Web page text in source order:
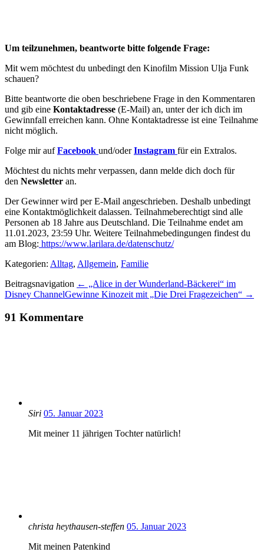
Um teilzunehmen, beantworte bitte folgende Frage:
Mit wem möchtest du unbedingt den Kinofilm Mission Ulja Funk
schauen?
Bitte beantworte die oben beschriebene Frage in den Kommentaren
und gib eine Kontaktadresse (E-Mail) an, unter der ich dich im
Gewinnfall erreichen kann. Ohne Kontaktadresse ist eine Teilnahme
nicht möglich.
Folge mir aufFacebook und/oderInstagram für ein Extralos.
Möchtest du nichts mehr verpassen, dann melde dich doch für
den Newsletter an.
Der Gewinner wird per E-Mail angeschrieben. Deshalb unbedingt
eine Kontaktmöglichkeit dalassen. Teilnahmeberechtigt sind alle
Personen ab 18 Jahre aus Deutschland. Die Teilnahme endet am
11.01.2023, 23:59 Uhr. Weitere Teilnahmebedingungen findest du
am Blog: https://www.larilara.de/datenschutz/
Kategorien: Alltag, Allgemein, Familie
Beitragsnavigation ← „Alice in der Wunderland-Bäckerei“ im
Disney ChannelGewinne Kinozeit mit „Die Drei Fragezeichen“ →
91 Kommentare
Siri 05. Januar 2023
Mit meiner 11 jährigen Tochter natürlich!
christa heythausen-steffen 05. Januar 2023
Mit meinen Patenkind